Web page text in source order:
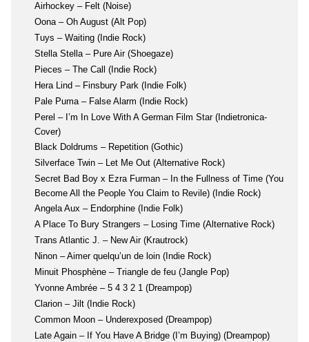
Airhockey – Felt (Noise)
Oona – Oh August (Alt Pop)
Tuys – Waiting (Indie Rock)
Stella Stella – Pure Air (Shoegaze)
Pieces – The Call (Indie Rock)
Hera Lind – Finsbury Park (Indie Folk)
Pale Puma – False Alarm (Indie Rock)
Perel – I’m In Love With A German Film Star (Indietronica-
Cover)
Black Doldrums – Repetition (Gothic)
Silverface Twin – Let Me Out (Alternative Rock)
Secret Bad Boy x Ezra Furman – In the Fullness of Time (You
Become All the People You Claim to Revile) (Indie Rock)
Angela Aux – Endorphine (Indie Folk)
A Place To Bury Strangers – Losing Time (Alternative Rock)
Trans Atlantic J. – New Air (Krautrock)
Ninon – Aimer quelqu’un de loin (Indie Rock)
Minuit Phosphène – Triangle de feu (Jangle Pop)
Yvonne Ambrée – 5 4 3 2 1 (Dreampop)
Clarion – Jilt (Indie Rock)
Common Moon – Underexposed (Dreampop)
Late Again – If You Have A Bridge (I’m Buying) (Dreampop)